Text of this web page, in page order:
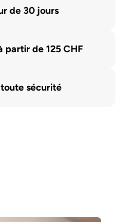
de 30 jours
partir de 125 CHF
sécurité